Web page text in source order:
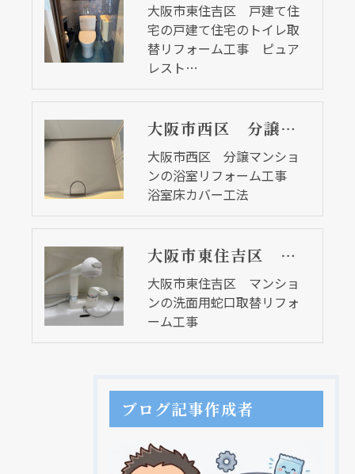
大阪市東住吉区 戸建て住
宅の戸建て住宅のトイレ取
替リフォーム工事 ピュア
レスト…
大阪市西区 分譲マンションの浴室リフォーム工事 浴室床カバー工法
大阪市西区 分譲マンショ
ンの浴室リフォーム工事
浴室床カバー工法
大阪市東住吉区 マンションの洗面用蛇口取替リフォーム工事
大阪市東住吉区 マンショ
ンの洗面用蛇口取替リフォ
ーム工事
ブログ記事作成者